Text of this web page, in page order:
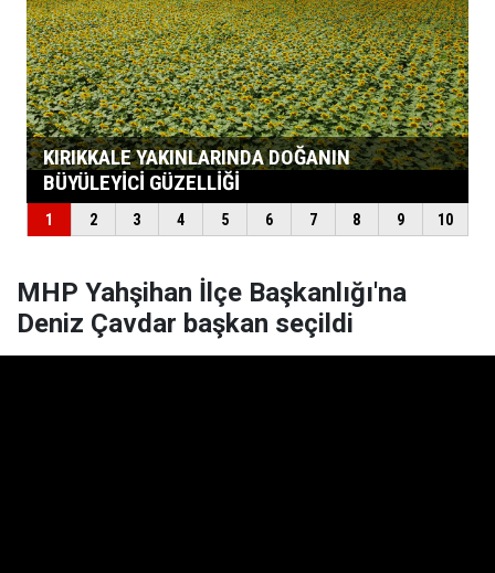
MHP Yahşihan İlçe Başkanlığı'na
Deniz Çavdar başkan seçildi